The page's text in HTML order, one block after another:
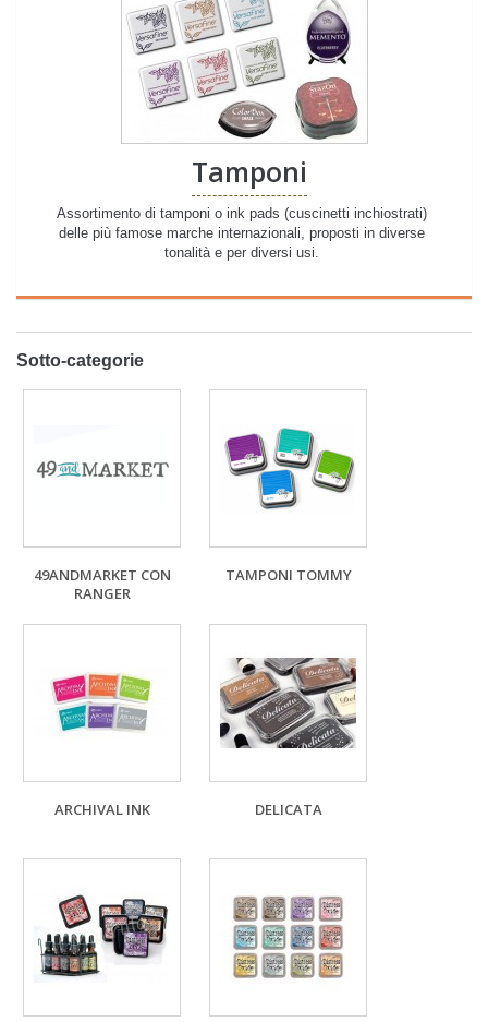
Tamponi
Assortimento di tamponi o ink pads (cuscinetti inchiostrati)
delle più famose marche internazionali, proposti in diverse
tonalità e per diversi usi.
Sotto-categorie
49ANDMARKET CON
RANGER
TAMPONI TOMMY
ARCHIVAL INK DELICATA